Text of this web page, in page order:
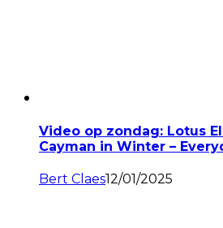
Video op zondag: Lotus
Cayman in Winter –
Bert Claes12/01/2025